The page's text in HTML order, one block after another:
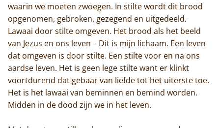
waarin we moeten zwoegen. In stilte wordt dit brood
opgenomen, gebroken, gezegend en uitgedeeld.
Lawaai door stilte omgeven. Het brood als het beeld
van Jezus en ons leven – Dit is mijn lichaam. Een leven
dat omgeven is door stilte. Een stilte voor en na ons
aardse leven. Het is geen lege stilte want er klinkt
voortdurend dat gebaar van liefde tot het uiterste toe.
Het is het lawaai van beminnen en bemind worden.
Midden in de dood zijn we in het leven.